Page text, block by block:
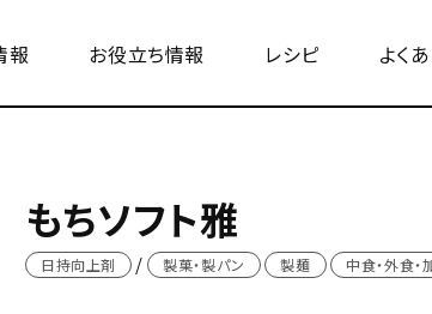
報 お役立ち情報 レシピ よく
もちソフト雅
日持向上剤 製菓・製パン 製麺 中食・外食